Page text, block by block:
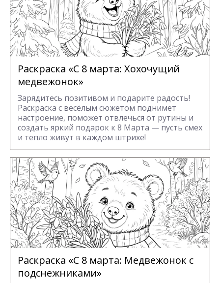
Раскраска «С 8 марта: Хохочущий
медвежонок»
Зарядитесь позитивом и подарите радость!
Раскраска с весёлым сюжетом поднимет
настроение, поможет отвлечься от рутины и
создать яркий подарок к 8 Марта — пусть смех
и тепло живут в каждом штрихе!
Раскраска «С 8 марта: Медвежонок с
подснежниками»